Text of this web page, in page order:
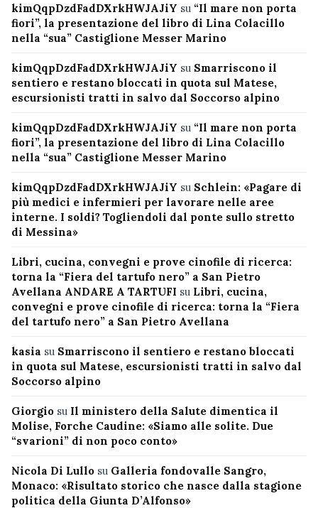
kimQqpDzdFadDXrkHWJAJiY su “Il mare non porta
fiori”, la presentazione del libro di Lina Colacillo
nella “sua” Castiglione Messer Marino
kimQqpDzdFadDXrkHWJAJiY su Smarriscono il
sentiero e restano bloccati in quota sul Matese,
escursionisti tratti in salvo dal Soccorso alpino
kimQqpDzdFadDXrkHWJAJiY su “Il mare non porta
fiori”, la presentazione del libro di Lina Colacillo
nella “sua” Castiglione Messer Marino
kimQqpDzdFadDXrkHWJAJiY su Schlein: «Pagare di
più medici e infermieri per lavorare nelle aree
interne. I soldi? Togliendoli dal ponte sullo stretto
di Messina»
Libri, cucina, convegni e prove cinofile di ricerca:
torna la “Fiera del tartufo nero” a San Pietro
Avellana ANDARE A TARTUFI su Libri, cucina,
convegni e prove cinofile di ricerca: torna la “Fiera
del tartufo nero” a San Pietro Avellana
kasia su Smarriscono il sentiero e restano bloccati
in quota sul Matese, escursionisti tratti in salvo dal
Soccorso alpino
Giorgio su Il ministero della Salute dimentica il
Molise, Forche Caudine: «Siamo alle solite. Due
“svarioni” di non poco conto»
Nicola Di Lullo su Galleria fondovalle Sangro,
Monaco: «Risultato storico che nasce dalla stagione
politica della Giunta D’Alfonso»